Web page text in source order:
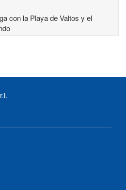
con la Playa de Valtos y el